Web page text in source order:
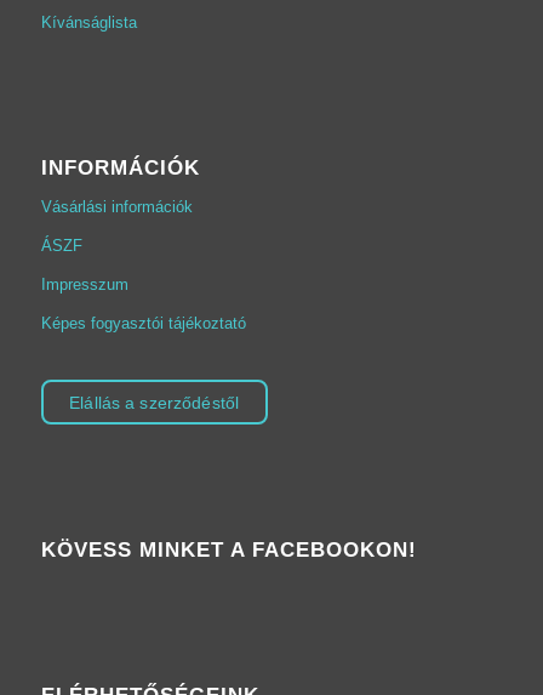
Kívánságlista
INFORMÁCIÓK
Vásárlási információk
ÁSZF
Impresszum
Képes fogyasztói tájékoztató
Elállás a szerződéstől
KÖVESS MINKET A FACEBOOKON!